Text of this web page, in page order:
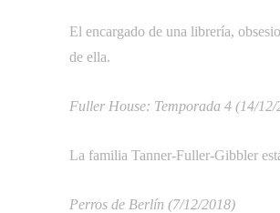
El encargado de una librería,
de ella.
Fuller House: Temporada 4 (14/12/
La familia Tanner-Fuller-Gibbler
Perros de Berlín (7/12/2018)